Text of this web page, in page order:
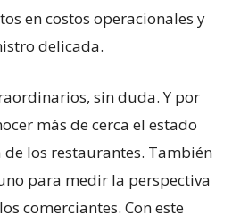
en costos operacionales y
delicada.
sin duda. Y por
más de cerca el estado
los restaurantes. También
para medir la perspectiva
comerciantes. Con este